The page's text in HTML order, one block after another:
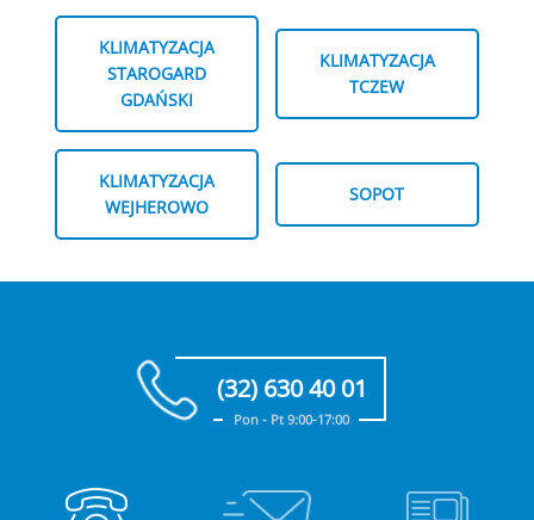
KLIMATYZACJA
STAROGARD
GDAŃSKI
KLIMATYZACJA
TCZEW
KLIMATYZACJA
WEJHEROWO
SOPOT
(32) 630 40 01
Pon - Pt 9:00-17:00